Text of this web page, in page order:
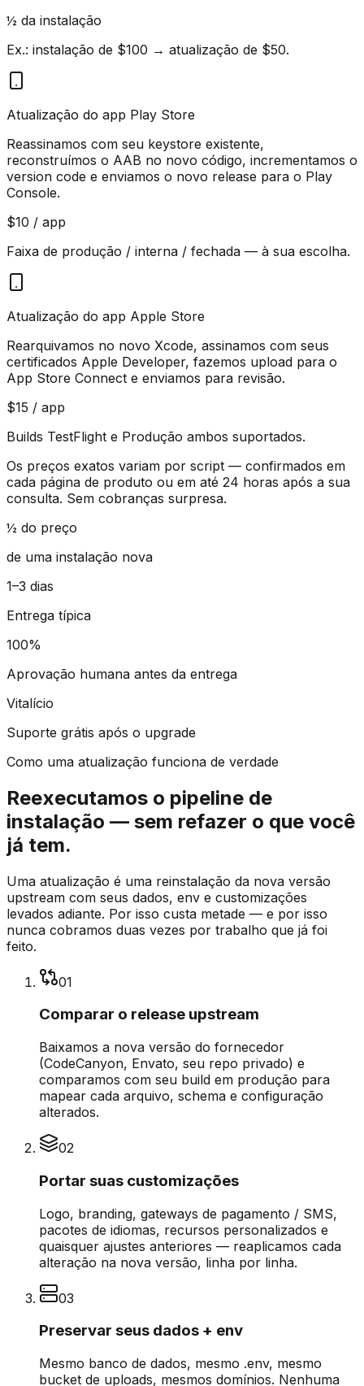
½ da instalação
Ex.: instalação de $100 → atualização de $50.
Atualização do app Play Store
Reassinamos com seu keystore existente,
reconstruímos o AAB no novo código, incrementamos o
version code e enviamos o novo release para o Play
Console.
$10 / app
Faixa de produção / interna / fechada — à sua escolha.
Atualização do app Apple Store
Rearquivamos no novo Xcode, assinamos com seus
certificados Apple Developer, fazemos upload para o
App Store Connect e enviamos para revisão.
$15 / app
Builds TestFlight e Produção ambos suportados.
Os preços exatos variam por script — confirmados em
cada página de produto ou em até 24 horas após a sua
consulta. Sem cobranças surpresa.
½ do preço
de uma instalação nova
1–3 dias
Entrega típica
100%
Aprovação humana antes da entrega
Vitalício
Suporte grátis após o upgrade
Como uma atualização funciona de verdade
Reexecutamos o pipeline de
instalação — sem refazer o que você
já tem.
Uma atualização é uma reinstalação da nova versão
upstream com seus dados, env e customizações
levados adiante. Por isso custa metade — e por isso
nunca cobramos duas vezes por trabalho que já foi
feito.
01
Comparar o release upstream
Baixamos a nova versão do fornecedor
(CodeCanyon, Envato, seu repo privado) e
comparamos com seu build em produção para
mapear cada arquivo, schema e configuração
alterados.
02
Portar suas customizações
Logo, branding, gateways de pagamento / SMS,
pacotes de idiomas, recursos personalizados e
quaisquer ajustes anteriores — reaplicamos cada
alteração na nova versão, linha por linha.
03
Preservar seus dados + env
Mesmo banco de dados, mesmo .env, mesmo
bucket de uploads, mesmos domínios. Nenhuma